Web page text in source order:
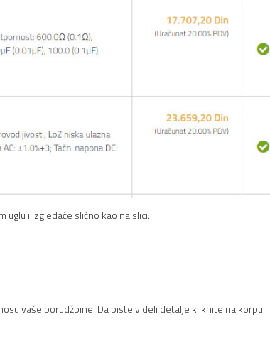
i izgledaće slično kao na slici:
vaše porudžbine. Da biste videli detalje kliknite na korpu